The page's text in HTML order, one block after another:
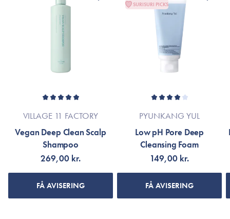
VILLAGE 11 FACTORY
Vegan Deep Clean Scalp
Shampoo
269,00 kr.
FÅ AVISERING
SURISURI PICKS
PYUNKANG YUL
Low pH Pore Deep
Cleansing Foam
149,00 kr.
FÅ AVISERING